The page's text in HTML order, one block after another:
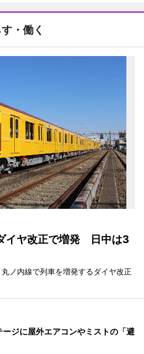
・働く
イヤ改正で増発 日中は3
ノ内線で列車を増発するダイヤ改正
ージに屋外エアコンやミストの「避